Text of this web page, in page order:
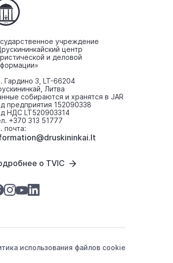
учреждение
центр
и деловой
Гардино 3, LT-66204
Литва
собираются и хранятся в JAR
предприятия 152090338
НДС LT520903314
+370 313 51777
почта:
о TVIC
использования файлов cookie